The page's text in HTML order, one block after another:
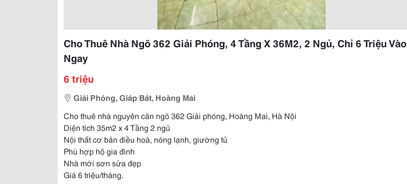
Cho Thuê Nhà Ngõ 362 Giải Phóng, 4 Tầng X 36M2, 2 Ngủ, Chỉ 6 Triệu Vào
Ngay
6 triệu
Giải Phóng, Giáp Bát, Hoàng Mai
Cho thuê nhà nguyên căn ngõ 362 Giải phóng, Hoàng Mai, Hà Nội
Diện tích 35m2 x 4 Tầng 2 ngủ
Nội thất cơ bản điều hoà, nóng lạnh, giường tủ
Phù hợp hộ gia đình
Nhà mới sơn sửa đẹp
Giá 6 triệu/tháng.